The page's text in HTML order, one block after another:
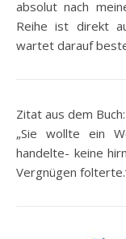
absolut nach
Reihe ist direkt
wartet darauf
Zitat aus dem Buch:
„Sie wollte ein
handelte- keine
Vergnügen